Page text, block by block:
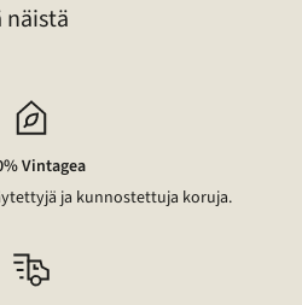
näistä
Vintagea
ja kunnostettuja koruja.